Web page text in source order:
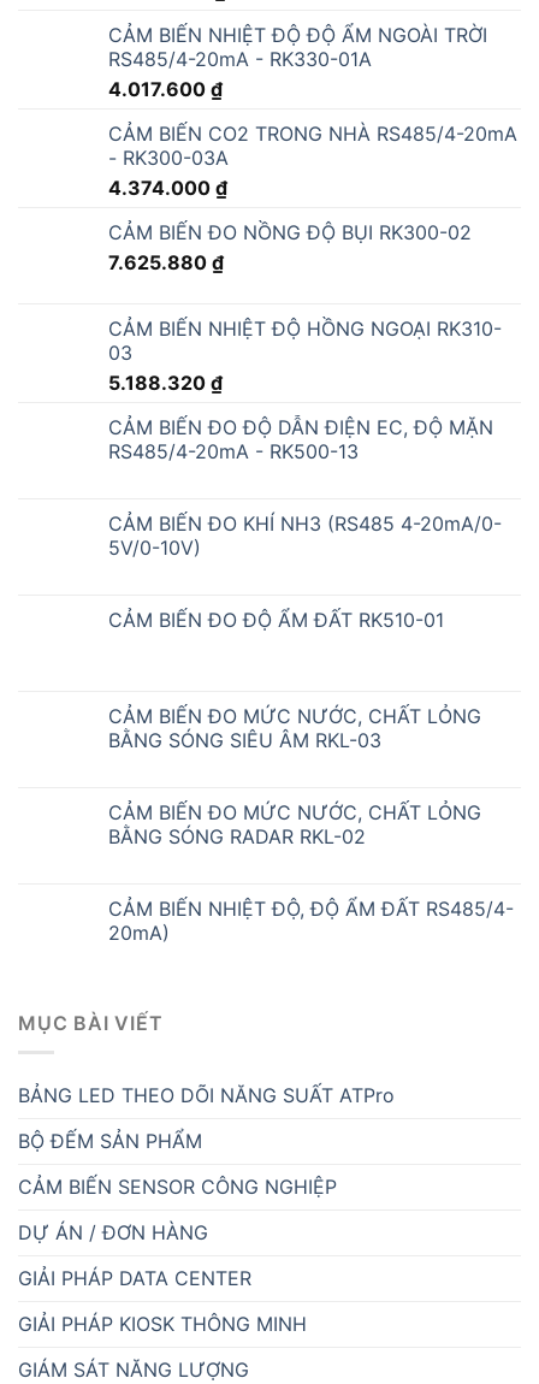
CẢM BIẾN NHIỆT ĐỘ ĐỘ ẨM NGOÀI TRỜI
RS485/4-20mA - RK330-01A
4.017.600 ₫
CẢM BIẾN CO2 TRONG NHÀ RS485/4-20mA
- RK300-03A
4.374.000 ₫
CẢM BIẾN ĐO NỒNG ĐỘ BỤI RK300-02
7.625.880 ₫
CẢM BIẾN NHIỆT ĐỘ HỒNG NGOẠI RK310-
03
5.188.320 ₫
CẢM BIẾN ĐO ĐỘ DẪN ĐIỆN EC, ĐỘ MẶN
RS485/4-20mA - RK500-13
CẢM BIẾN ĐO KHÍ NH3 (RS485 4-20mA/0-
5V/0-10V)
CẢM BIẾN ĐO ĐỘ ẨM ĐẤT RK510-01
CẢM BIẾN ĐO MỨC NƯỚC, CHẤT LỎNG
BẰNG SÓNG SIÊU ÂM RKL-03
CẢM BIẾN ĐO MỨC NƯỚC, CHẤT LỎNG
BẰNG SÓNG RADAR RKL-02
CẢM BIẾN NHIỆT ĐỘ, ĐỘ ẨM ĐẤT RS485/4-
20mA)
MỤC BÀI VIẾT
BẢNG LED THEO DÕI NĂNG SUẤT ATPro
BỘ ĐẾM SẢN PHẨM
CẢM BIẾN SENSOR CÔNG NGHIỆP
DỰ ÁN / ĐƠN HÀNG
GIẢI PHÁP DATA CENTER
GIẢI PHÁP KIOSK THÔNG MINH
GIÁM SÁT NĂNG LƯỢNG